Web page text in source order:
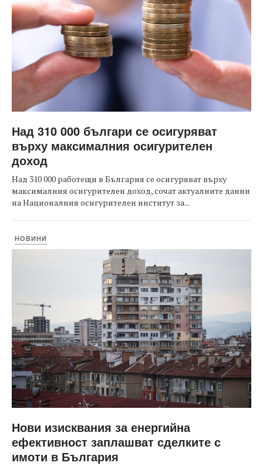
Над 310 000 българи се осигуряват
върху максималния осигурителен
доход
Над 310 000 работещи в България се осигуряват върху
максималния осигурителен доход, сочат актуалните данни
на Националния осигурителен институт за...
НОВИНИ
Нови изисквания за енергийна
ефективност заплашват сделките с
имоти в България